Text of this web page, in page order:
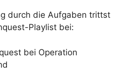
durch die Aufgaben trittst
Playlist bei:
bei Operation